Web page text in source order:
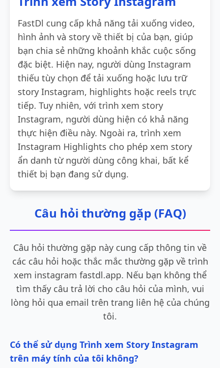
FastDl cung cấp khả năng tải xuống video,
hình ảnh và story về thiết bị của bạn, giúp
bạn chia sẻ những khoảnh khắc cuộc sống
đặc biệt. Hiện nay, người dùng Instagram
thiếu tùy chọn để tải xuống hoặc lưu trữ
story Instagram, highlights hoặc reels trực
tiếp. Tuy nhiên, với trình xem story
Instagram, người dùng hiện có khả năng
thực hiện điều này. Ngoài ra, trình xem
Instagram Highlights cho phép xem story
ẩn danh từ người dùng công khai, bất kể
thiết bị bạn đang sử dụng.
Câu hỏi thường gặp (FAQ)
Câu hỏi thường gặp này cung cấp thông tin về
các câu hỏi hoặc thắc mắc thường gặp về trình
xem instagram fastdl.app. Nếu bạn không thể
tìm thấy câu trả lời cho câu hỏi của mình, vui
lòng hỏi qua email trên trang liên hệ của chúng
tôi.
Có thể sử dụng Trình xem Story Instagram
trên máy tính của tôi không?